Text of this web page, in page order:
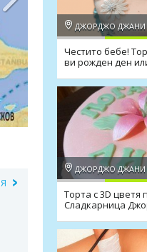
ДЖОРДЖО ДЖАНИ
Честито бебе!
ви рожден ден
ДЖОРДЖО ДЖАНИ
Торта с 3D цветя
Сладкарница